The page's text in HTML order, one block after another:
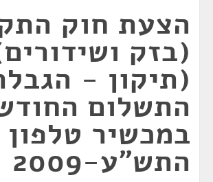
הצעת חוק
(בזק
(תיקון -
התשלום
במכשיר טלפון
התש"ע-2009